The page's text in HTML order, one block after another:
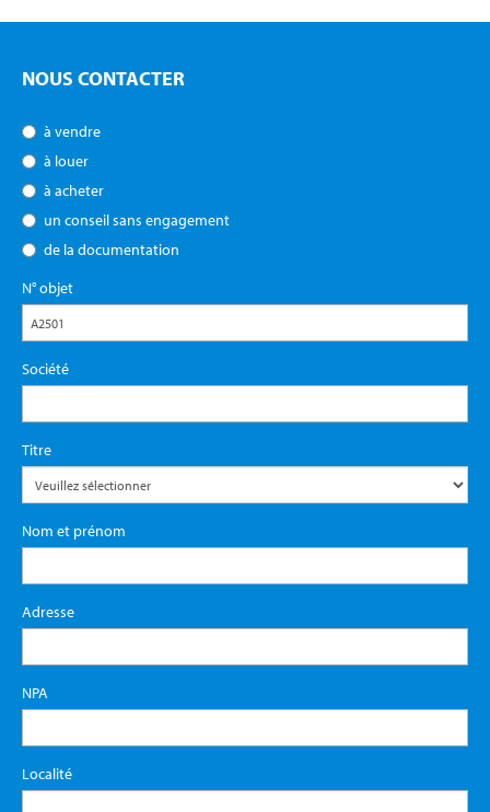
NOUS CONTACTER
à vendre
à louer
à acheter
un conseil sans engagement
de la documentation
N° objet
Société
Titre
Nom et prénom
Adresse
NPA
Localité